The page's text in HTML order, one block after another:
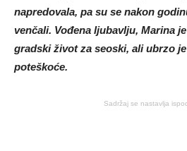
napredovala, pa su se nakon
venčali. Vođena ljubavlju, Marina
gradski život za seoski, ali ubrzo
poteškoće.
Sadržaj se nastavlja